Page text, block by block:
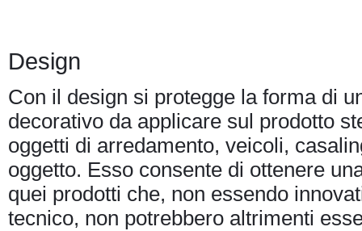
Design
Con il design si protegge la forma di
decorativo da applicare sul prodotto
oggetti di arredamento, veicoli,
oggetto. Esso consente di ottenere
quei prodotti che, non essendo
tecnico, non potrebbero altrimenti